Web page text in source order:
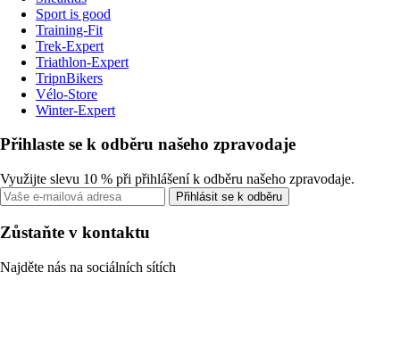
Sport is good
Training-Fit
Trek-Expert
Triathlon-Expert
TripnBikers
Vélo-Store
Winter-Expert
Přihlaste se k odběru našeho zpravodaje
Využijte slevu 10 % při přihlášení k odběru našeho zpravodaje.
Přihlásit se k odběru
Zůstaňte v kontaktu
Najděte nás na sociálních sítích